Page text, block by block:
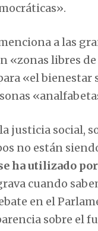
a las
libres
«el bienestar
justicia social,
no están
ha utilizado
cuando
en el
sobre el